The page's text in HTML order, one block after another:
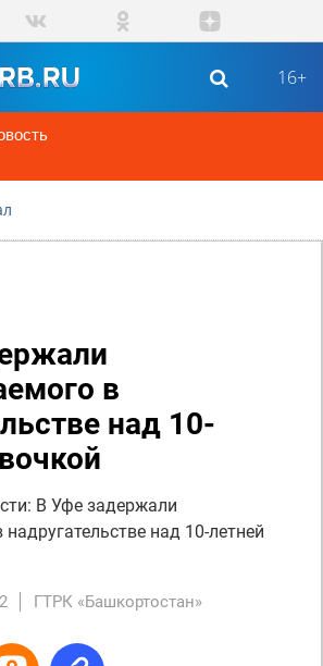
16+
в
над 10-
В Уфе задержали
над 10-летней
ГТРК «Башкортостан»